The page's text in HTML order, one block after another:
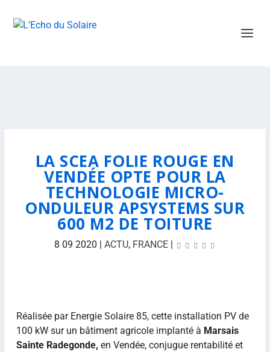
LA SCEA FOLIE ROUGE EN
VENDÉE OPTE POUR LA
TECHNOLOGIE MICRO-
ONDULEUR APSYSTEMS SUR
600 M2 DE TOITURE
8 09 2020 |ACTU, FRANCE |
Réalisée par Energie Solaire 85, cette installation PV de
100 kW sur un bâtiment agricole implanté à Marsais
Sainte Radegonde, en Vendée, conjugue rentabilité et